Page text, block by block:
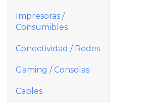
Impresoras /
Consumibles
Conectividad / Redes
Gaming / Consolas
Cables